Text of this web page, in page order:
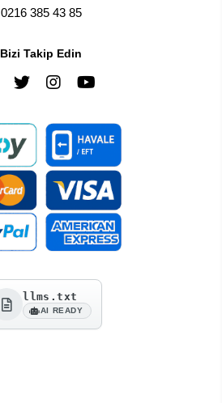
0216 385 43 85
Bizi Takip Edin
llms.txt
AI READY